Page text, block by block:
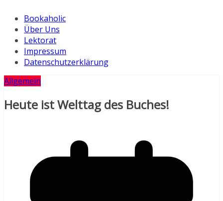
Bookaholic
Über Uns
Lektorat
Impressum
Datenschutzerklärung
Allgemein
Heute ist Welttag des Buches!